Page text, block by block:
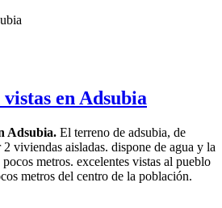
en Adsubia
Adsubia. El terreno de adsubia, de
viviendas aisladas. dispone de agua y la
metros. excelentes vistas al pueblo
metros del centro de la población.